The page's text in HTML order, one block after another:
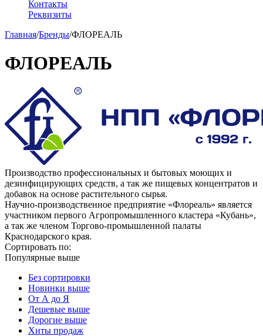
Контакты
Реквизиты
Главная/Бренды/ФЛОРЕАЛЬ
ФЛОРЕАЛЬ
Производство профессиональных и бытовых моющих и
дезинфицирующих средств, а так же пищевых концентратов и
добавок на основе растительного сырья.
Научно-производственное предприятие «Флореаль» является
участником первого Агропромышленного кластера «Кубань»,
а так же членом Торгово-промышленной палаты
Краснодарского края.
Сортировать по:
Популярные выше
Без сортировки
Новинки выше
От А до Я
Дешевые выше
Дорогие выше
Хиты продаж